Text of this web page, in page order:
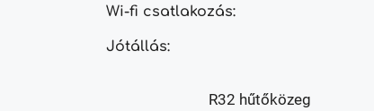
Wi-fi csatlakozás:
Jótállás:
R32 hűtőközeg